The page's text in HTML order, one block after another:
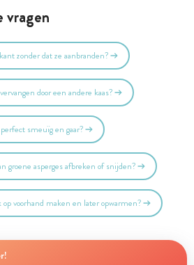
vragen
zonder dat ze aanbranden?
door een andere kaas?
smeuïg en gaar?
groene asperges afbreken of snijden?
op voorhand maken en later opwarmen?